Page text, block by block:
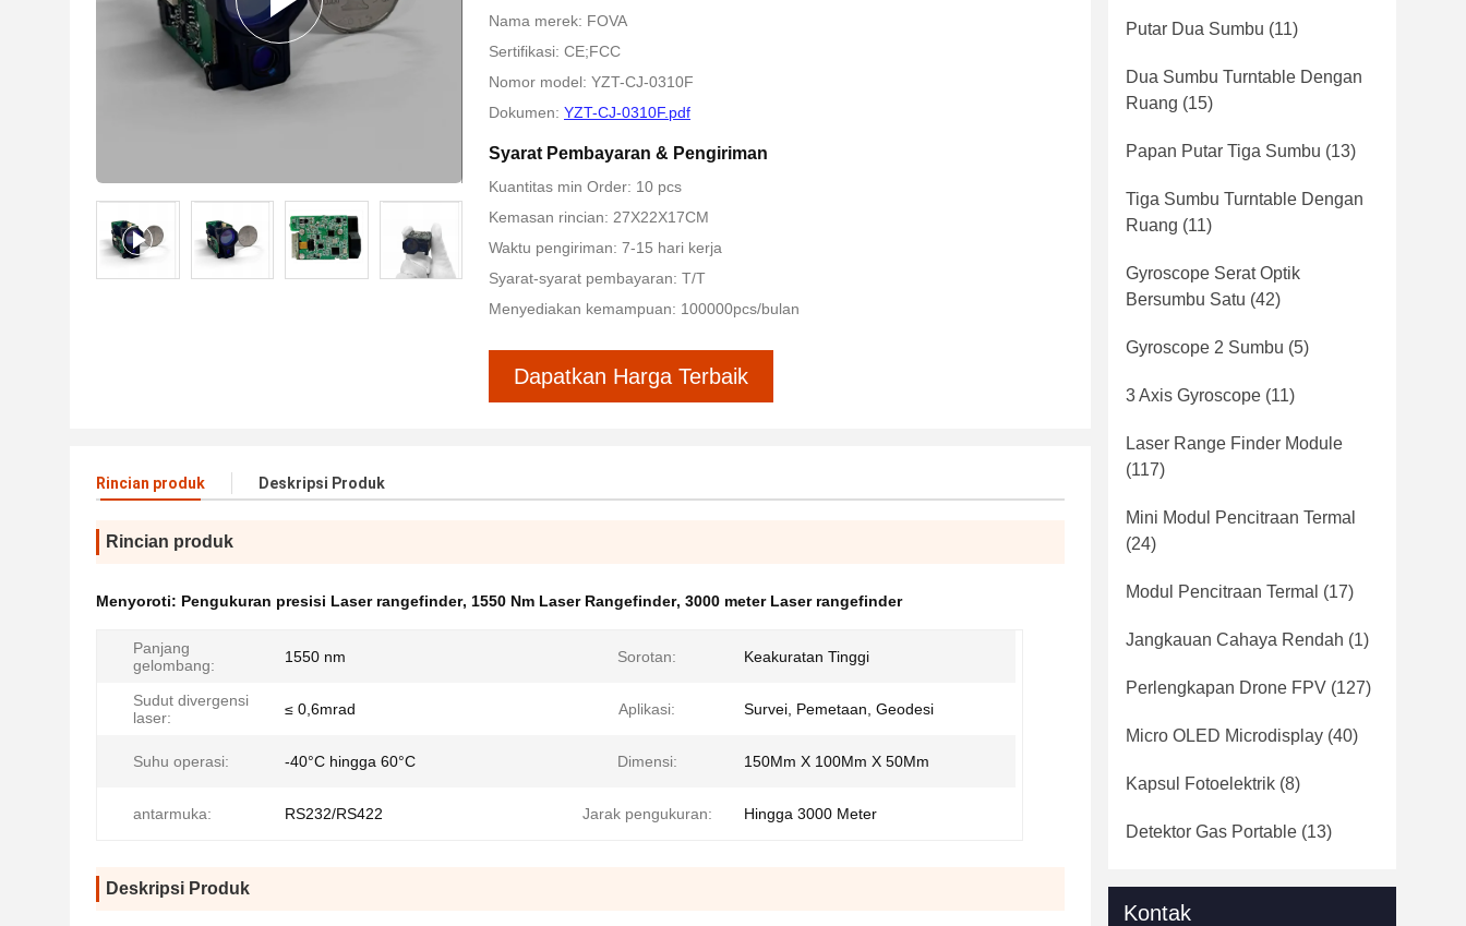
Nama merek: FOVA
Sertifikasi: CE;FCC
Nomor model: YZT-CJ-0310F
Dokumen: YZT-CJ-0310F.pdf
Syarat Pembayaran & Pengiriman
Kuantitas min Order: 10 pcs
Kemasan rincian: 27X22X17CM
Waktu pengiriman: 7-15 hari kerja
Syarat-syarat pembayaran: T/T
Menyediakan kemampuan: 100000pcs/bulan
Dapatkan Harga Terbaik
Rincian produk Deskripsi Produk
Rincian produk
Menyoroti: Pengukuran presisi Laser rangefinder, 1550 Nm Laser Rangefinder, 3000 meter Laser rangefinder
Panjang
gelombang:
1550 nm Sorotan: Keakuratan Tinggi
Sudut divergensi
laser:
≤ 0,6mrad Aplikasi: Survei, Pemetaan, Geodesi
Suhu operasi: -40°C hingga 60°C Dimensi: 150Mm X 100Mm X 50Mm
antarmuka: RS232/RS422 Jarak pengukuran: Hingga 3000 Meter
Deskripsi Produk
Putar Dua Sumbu (11)
Dua Sumbu Turntable Dengan
Ruang (15)
Papan Putar Tiga Sumbu (13)
Tiga Sumbu Turntable Dengan
Ruang (11)
Gyroscope Serat Optik
Bersumbu Satu (42)
Gyroscope 2 Sumbu (5)
3 Axis Gyroscope (11)
Laser Range Finder Module
(117)
Mini Modul Pencitraan Termal
(24)
Modul Pencitraan Termal (17)
Jangkauan Cahaya Rendah (1)
Perlengkapan Drone FPV (127)
Micro OLED Microdisplay (40)
Kapsul Fotoelektrik (8)
Detektor Gas Portable (13)
Kontak